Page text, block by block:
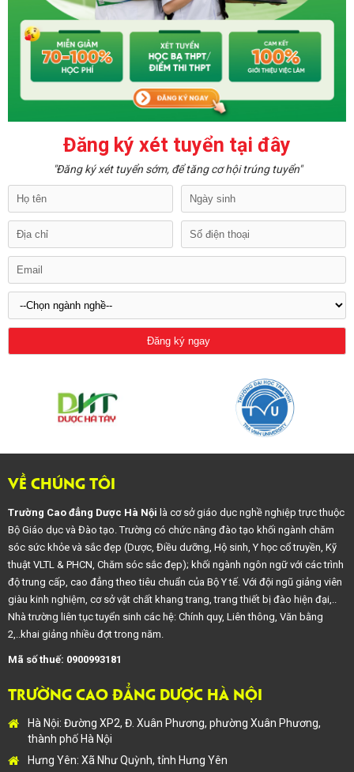
Đăng ký xét tuyển tại đây
"Đăng ký xét tuyển sớm, để tăng cơ hội trúng tuyển"
VỀ CHÚNG TÔI
Trường Cao đẳng Dược Hà Nội là cơ sở giáo dục nghề nghiệp trực thuộc
Bộ Giáo dục và Đào tạo. Trường có chức năng đào tạo khối ngành chăm
sóc sức khỏe và sắc đẹp (Dược, Điều dưỡng, Hộ sinh, Y học cổ truyền, Kỹ
thuật VLTL & PHCN, Chăm sóc sắc đẹp); khối ngành ngôn ngữ với các trình
độ trung cấp, cao đẳng theo tiêu chuẩn của Bộ Y tế. Với đội ngũ giảng viên
giàu kinh nghiệm, cơ sở vật chất khang trang, trang thiết bị đào hiện đại,..
Nhà trường liên tục tuyển sinh các hệ: Chính quy, Liên thông, Văn bằng
2,..khai giảng nhiều đợt trong năm.
Mã số thuế: 0900993181
TRƯỜNG CAO ĐẲNG DƯỢC HÀ NỘI
Hà Nội: Đường XP2, Đ. Xuân Phương, phường Xuân Phương,
thành phố Hà Nội
Hưng Yên: Xã Như Quỳnh, tỉnh Hưng Yên